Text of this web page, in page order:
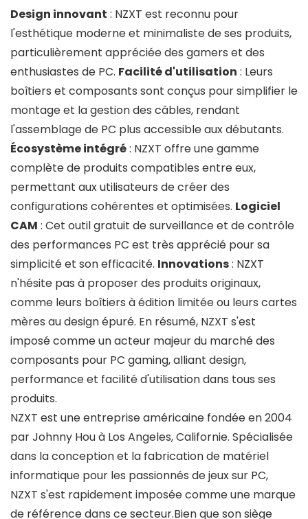
Design innovant : NZXT est reconnu pour
l'esthétique moderne et minimaliste de ses produits,
particulièrement appréciée des gamers et des
enthusiastes de PC. Facilité d'utilisation : Leurs
boîtiers et composants sont conçus pour simplifier le
montage et la gestion des câbles, rendant
l'assemblage de PC plus accessible aux débutants.
Écosystème intégré: NZXT offre une gamme
complète de produits compatibles entre eux,
permettant aux utilisateurs de créer des
configurations cohérentes et optimisées. Logiciel
CAM : Cet outil gratuit de surveillance et de contrôle
des performances PC est très apprécié pour sa
simplicité et son efficacité. Innovations: NZXT
n'hésite pas à proposer des produits originaux,
comme leurs boîtiers à édition limitée ou leurs cartes
mères au design épuré. En résumé, NZXT s'est
imposé comme un acteur majeur du marché des
composants pour PC gaming, alliant design,
performance et facilité d'utilisation dans tous ses
produits.
NZXT est une entreprise américaine fondée en 2004
par Johnny Hou à Los Angeles, Californie. Spécialisée
dans la conception et la fabrication de matériel
informatique pour les passionnés de jeux sur PC,
NZXT s'est rapidement imposée comme une marque
de référence dans ce secteur.Bien que son siège